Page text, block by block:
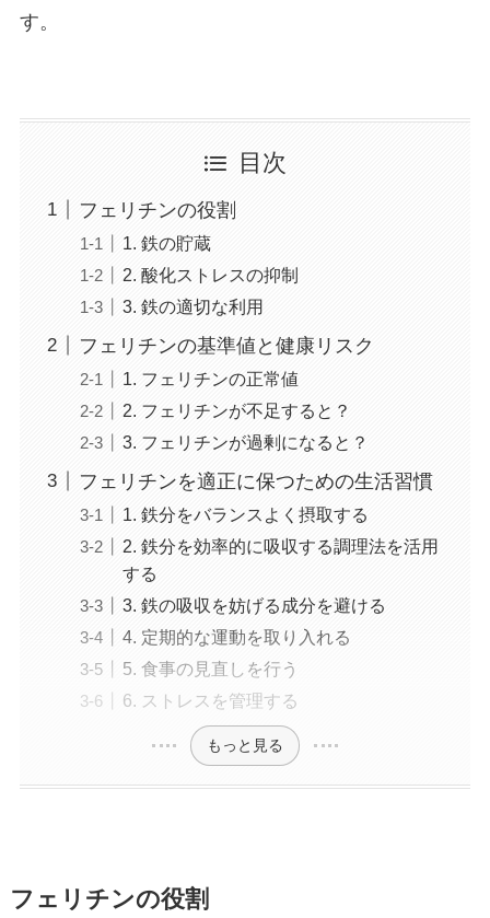
す。
目次
フェリチンの役割
1. 鉄の貯蔵
2. 酸化ストレスの抑制
3. 鉄の適切な利用
フェリチンの基準値と健康リスク
1. フェリチンの正常値
2. フェリチンが不足すると？
3. フェリチンが過剰になると？
フェリチンを適正に保つための生活習慣
1. 鉄分をバランスよく摂取する
2. 鉄分を効率的に吸収する調理法を活用
する
3. 鉄の吸収を妨げる成分を避ける
4. 定期的な運動を取り入れる
5. 食事の見直しを行う
6. ストレスを管理する
もっと見る
フェリチンの役割